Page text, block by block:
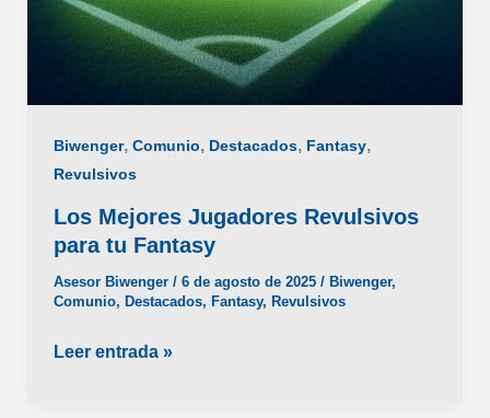
Biwenger, Comunio, Destacados, Fantasy,
Revulsivos
Los Mejores Jugadores Revulsivos
para tu Fantasy
Asesor Biwenger / 6 de agosto de 2025 / Biwenger,
Comunio, Destacados, Fantasy, Revulsivos
Los
Leer entrada »